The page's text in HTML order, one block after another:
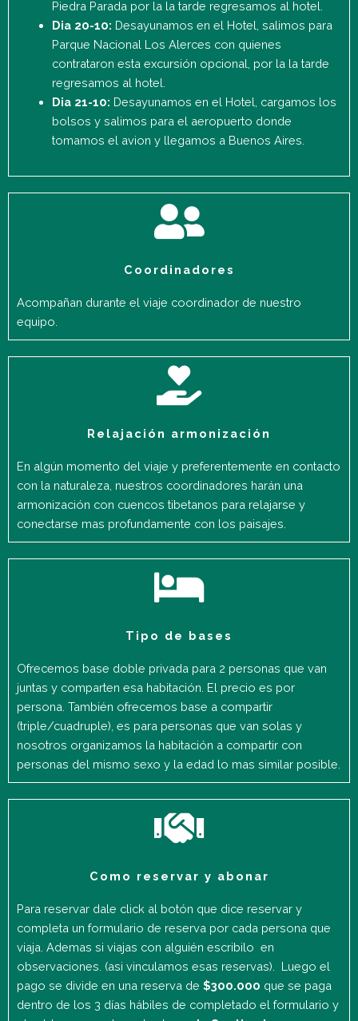
Piedra Parada por la la tarde regresamos al hotel.
Dia 20-10: Desayunamos en el Hotel, salimos para
Parque Nacional Los Alerces con quienes
contrataron esta excursión opcional, por la la tarde
regresamos al hotel.
Dia 21-10: Desayunamos en el Hotel, cargamos los
bolsos y salimos para el aeropuerto donde
tomamos el avion y llegamos a Buenos Aires.
Coordinadores
Acompañan durante el viaje coordinador de nuestro
equipo.
Relajación armonización
En algún momento del viaje y preferentemente en contacto
con la naturaleza, nuestros coordinadores harán una
armonización con cuencos tibetanos para relajarse y
conectarse mas profundamente con los paisajes.
Tipo de bases
Ofrecemos base doble privada para 2 personas que van
juntas y comparten esa habitación. El precio es por
persona. También ofrecemos base a compartir
(triple/cuadruple), es para personas que van solas y
nosotros organizamos la habitación a compartir con
personas del mismo sexo y la edad lo mas similar posible.
Como reservar y abonar
Para reservar dale click al botón que dice reservar y
completa un formulario de reserva por cada persona que
viaja. Ademas si viajas con alguién escribilo en
observaciones. (asi vinculamos esas reservas). Luego el
pago se divide en una reserva de $300.000 que se paga
dentro de los 3 días hábiles de completado el formulario y